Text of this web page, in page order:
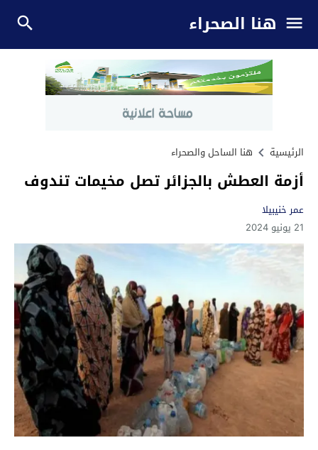
هنا الصحراء
الرئيسية هنا الساحل والصحراء
أزمة العطش بالجزائر تصل مخيمات تندوف
عمر خنيبيلا
21 يونيو 2024